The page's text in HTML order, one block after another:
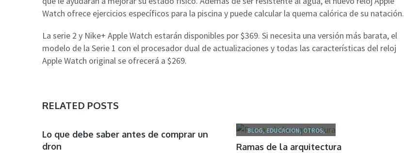
Watch ofrece ejercicios específicos para la piscina y puede calcular la quema calórica de su natación.
La serie 2 y Nike+ Apple Watch estarán disponibles por $369. Si necesita una versión más barata, el
modelo de la Serie 1 con el procesador dual de actualizaciones y todas las características del reloj
Apple Watch original se ofrecerá a $269.
RELATED POSTS
Lo que debe saber antes de comprar un
dron
BLOG, EDUCACION, OTROS,
TECNOLOGIA
Ramas de la arquitectura